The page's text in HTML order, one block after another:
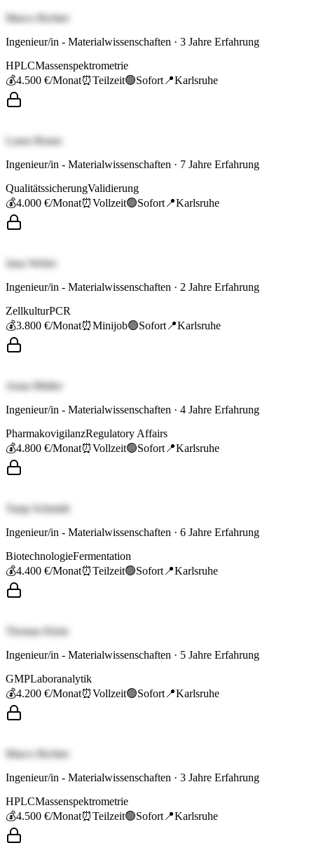
Marco Richter
Ingenieur/in - Materialwissenschaften · 3 Jahre Erfahrung
HPLCMassenspektrometrie
💰4.500 €/Monat⏰Teilzeit🟢Sofort 📍Karlsruhe
Laura Braun
Ingenieur/in - Materialwissenschaften · 7 Jahre Erfahrung
QualitätssicherungValidierung
💰4.000 €/Monat⏰Vollzeit🟢Sofort 📍Karlsruhe
Jana Weber
Ingenieur/in - Materialwissenschaften · 2 Jahre Erfahrung
ZellkulturPCR
💰3.800 €/Monat⏰Minijob🟢Sofort 📍Karlsruhe
Anna Müller
Ingenieur/in - Materialwissenschaften · 4 Jahre Erfahrung
PharmakovigilanzRegulatory Affairs
💰4.800 €/Monat⏰Vollzeit🟢Sofort 📍Karlsruhe
Tanja Schmidt
Ingenieur/in - Materialwissenschaften · 6 Jahre Erfahrung
BiotechnologieFermentation
💰4.400 €/Monat⏰Teilzeit🟢Sofort 📍Karlsruhe
Thomas Klein
Ingenieur/in - Materialwissenschaften · 5 Jahre Erfahrung
GMPLaboranalytik
💰4.200 €/Monat⏰Vollzeit🟢Sofort 📍Karlsruhe
Marco Richter
Ingenieur/in - Materialwissenschaften · 3 Jahre Erfahrung
HPLCMassenspektrometrie
💰4.500 €/Monat⏰Teilzeit🟢Sofort 📍Karlsruhe